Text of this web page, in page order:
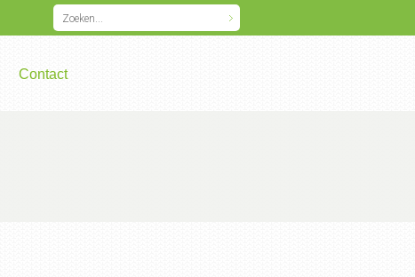
Contact